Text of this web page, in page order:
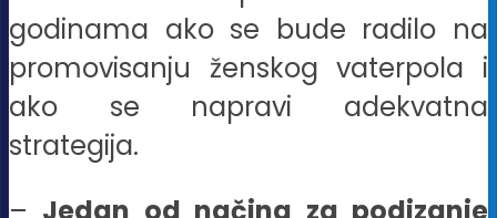
godinama ako se bude radilo na
promovisanju ženskog vaterpola i
ako se napravi adekvatna
strategija.
– Jedan od načina za podizanje